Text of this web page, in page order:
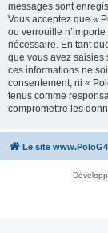
messages sont
Vous acceptez que «
ou verrouille
nécessaire. En tant
que vous avez saisies
ces informations ne
consentement, ni «
tenus comme
compromettre les
Le site